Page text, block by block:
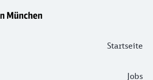
Startseite
Jobs